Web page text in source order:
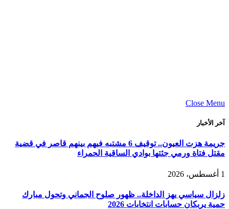
Close Menu
آخر الأخبار
جريمة هزت العيون.. توقيف 6 مشتبه فيهم بينهم قاصر في قضية
مقتل فتاة ورمي جثتها بوادي الساقية الحمراء
1 أغسطس، 2026
زلزال سياسي يهز الداخلة.. ظهور صلوح الجماني وتحول مبارك
حمية يربكان حسابات انتخابات 2026